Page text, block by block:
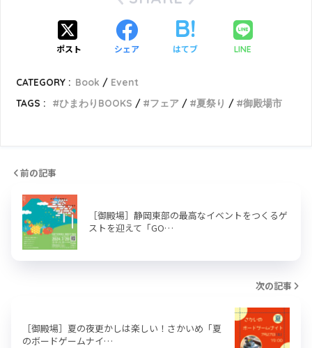
ポスト シェア はてブ LINE
CATEGORY : Book
Event
TAGS :
ひまわりBOOKS フェア 夏祭り 御殿場市
前の記事
［御殿場］静岡東部の最高なイベントをつくるゲ
ストを迎えて「GO…
次の記事
［御殿場］夏の夜更かしは楽しい！さかいめ「夏
のボードゲームナイ…